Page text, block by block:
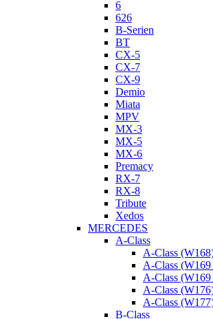
6
626
B-Serien
BT
CX-5
CX-7
CX-9
Demio
Miata
MPV
MX-3
MX-5
MX-6
Premacy
RX-7
RX-8
Tribute
Xedos
MERCEDES
A-Class
A-Class
A-Class
A-Class
A-Class
A-Class
B-Class